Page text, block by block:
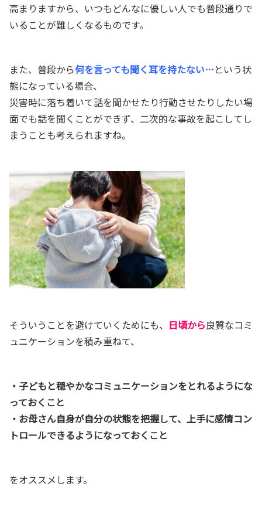
高まりますから、いつもどんなに優しい人でも普段通りで
いることが難しくなるものです。
また、普段から何を言っても聞く耳を持たない…という状
態になっている場合、
災害時に落ち着いて話を聞かせたり行動させたりしたい場
面でも話を聞くことができず、二次的な事故を起こしてし
まうことも考えられますね。
そういうことを避けていくためにも、 日頃から良質なコミ
ュニケーションを積み重ねて、
・子どもと穏やかなコミュニケーションをとれるようにな
っておくこと
・お母さん自身が自分の状態を把握して、上手に感情コン
トロールできるようになっておくこと
をオススメします。